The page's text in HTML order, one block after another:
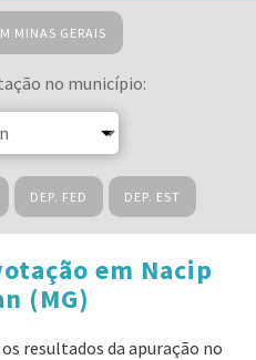
MINAS GERAIS
no município:
DEP. FED DEP. EST
em Nacip
(MG)
resultados da apuração no